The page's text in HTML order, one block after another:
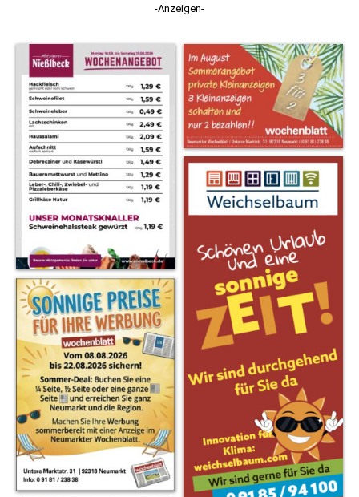
-Anzeigen-